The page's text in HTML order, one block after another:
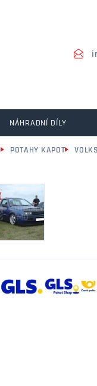
NÁHRADNÍ DÍLY
POTAHY KAPOT